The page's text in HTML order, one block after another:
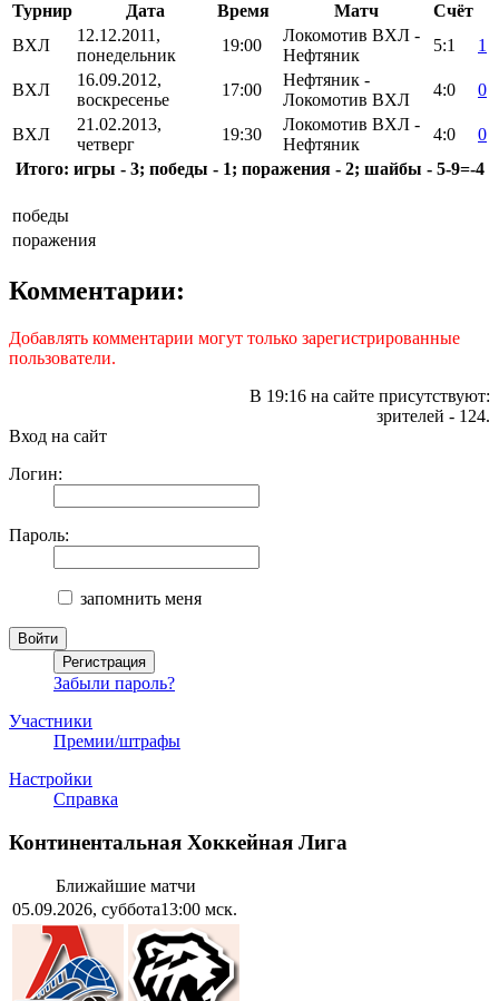
Турнир Дата Время Матч
Счёт
ВХЛ
12.12.2011,
понедельник
19:00
Локомотив ВХЛ -
Нефтяник
5:1 1
ВХЛ
16.09.2012,
воскресенье
17:00
Нефтяник -
Локомотив ВХЛ
4:0 0
ВХЛ
21.02.2013,
четверг
19:30
Локомотив ВХЛ -
Нефтяник
4:0
0
Итого: игры - 3; победы - 1; поражения - 2; шайбы - 5-9=-4
победы
поражения
Комментарии:
Добавлять комментарии могут только зарегистрированные
пользователи.
В 19:16 на сайте присутствуют:
зрителей - 124.
Вход на сайт
Логин:
Пароль:
запомнить меня
Забыли пароль?
Участники
Премии/штрафы
Настройки
Справка
Континентальная Хоккейная Лига
Ближайшие матчи
05.09.2026, суббота13:00 мск.